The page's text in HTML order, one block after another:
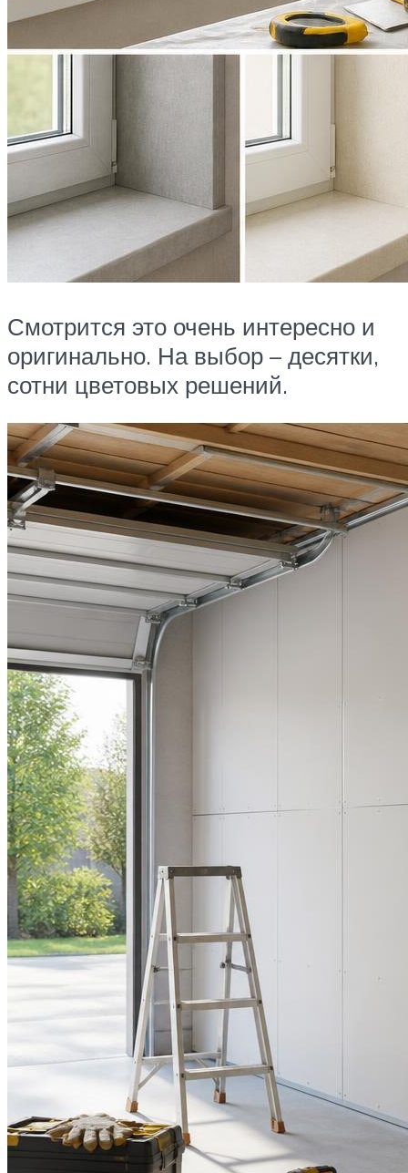
Смотрится это очень интересно и
оригинально. На выбор – десятки,
сотни цветовых решений.